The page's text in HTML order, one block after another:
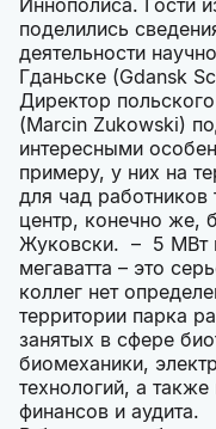
поделились
деятельности
Гданьске (Gdansk
Директор
(Marcin Zukowski)
интересными
примеру, у них на
для чад
центр, конечно же,
Жуковски. – 5 МВт
мегаватта – это
коллег нет
территории парка
занятых в сфере
биомеханики,
технологий, а
финансов и аудита.